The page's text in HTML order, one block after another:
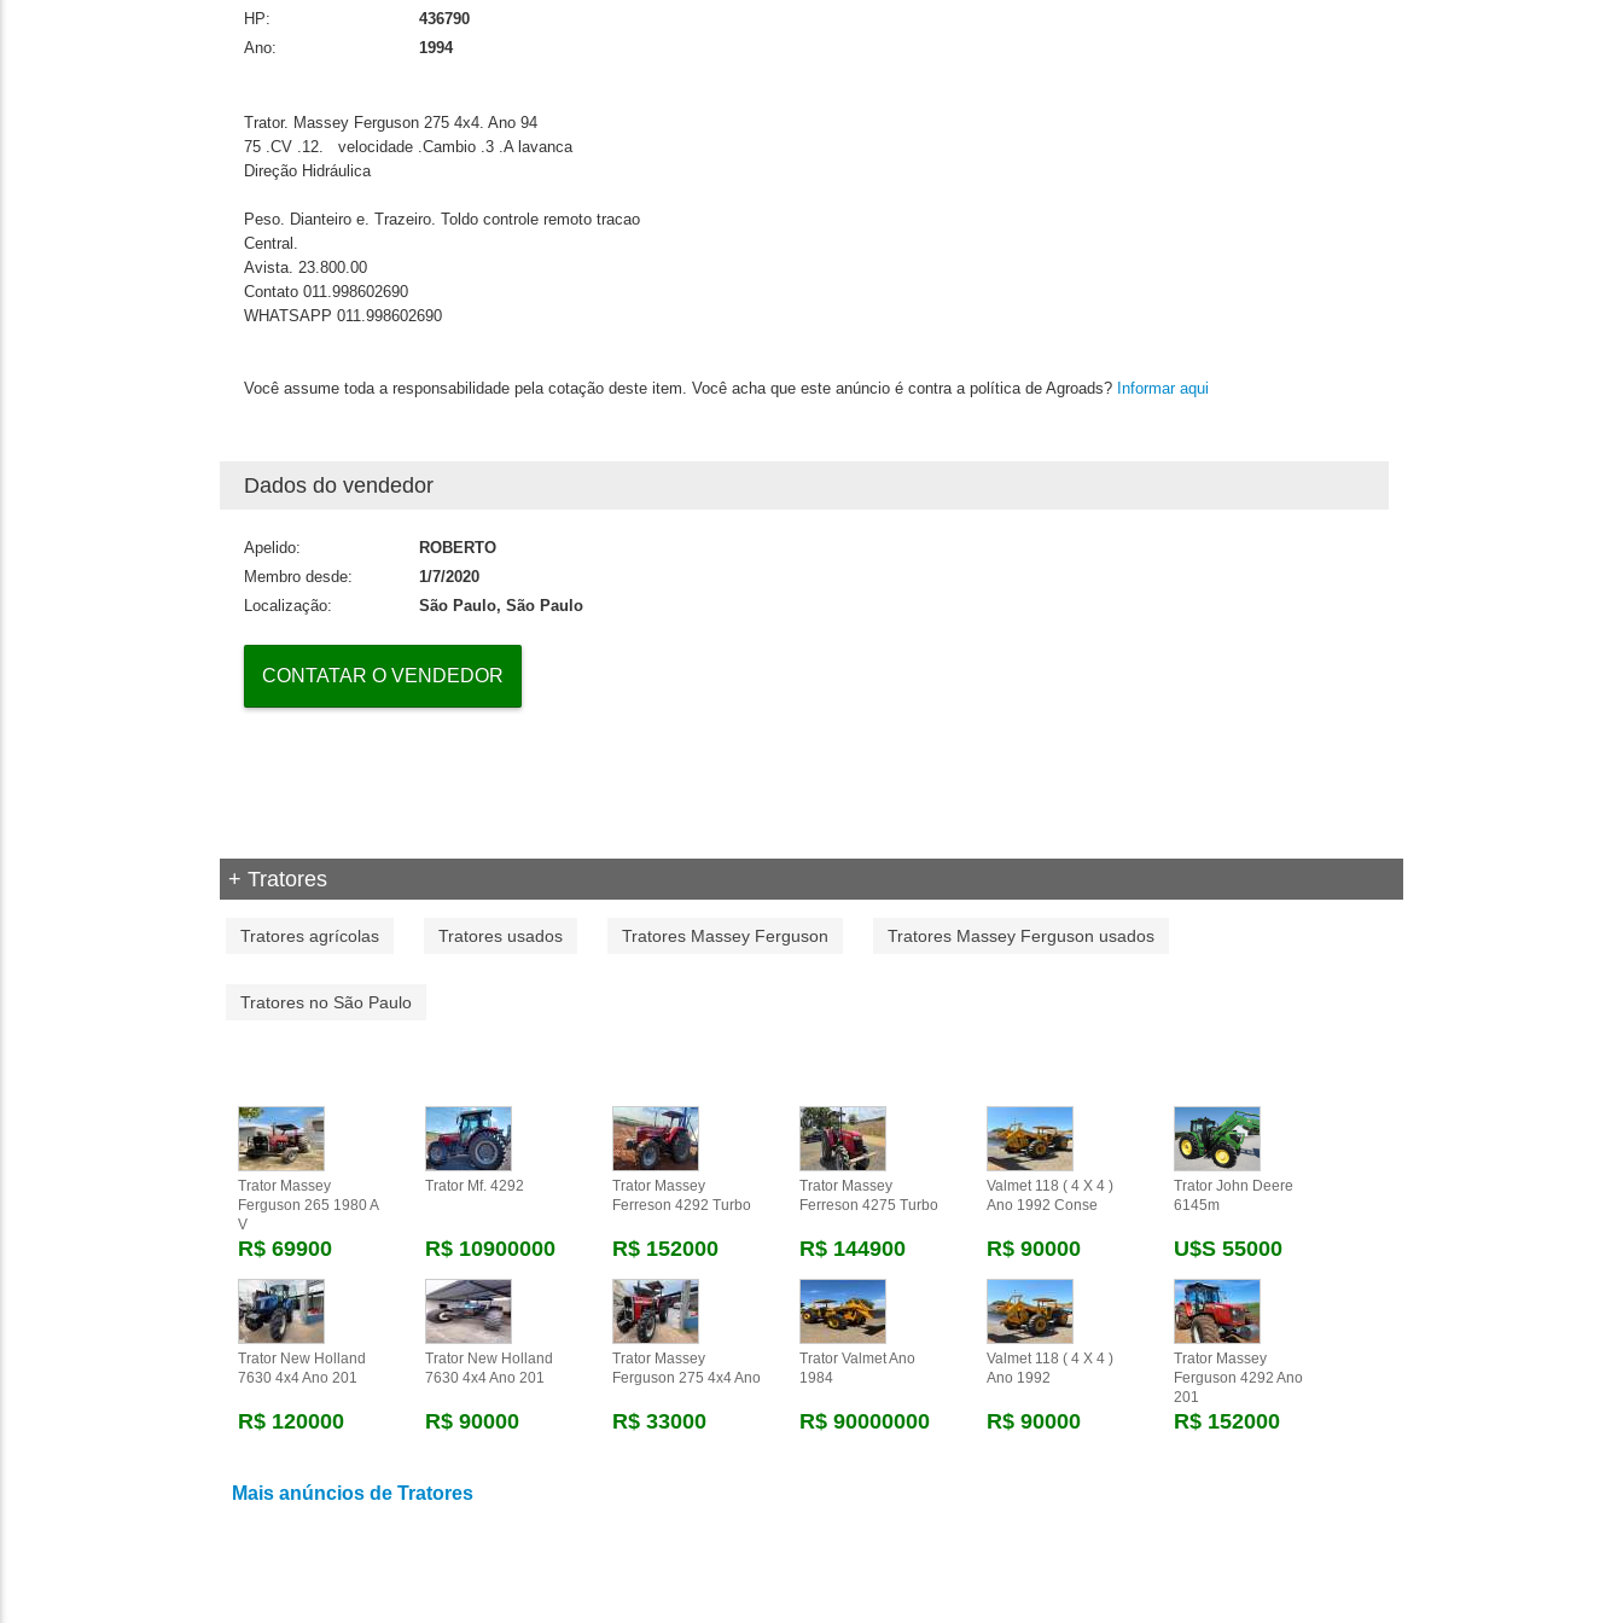
HP:
436790
Ano:
1994
Trator. Massey Ferguson 275 4x4. Ano 94
75 .CV .12. velocidade .Cambio .3 .A lavanca
Direção Hidráulica
Peso. Dianteiro e. Trazeiro. Toldo controle remoto tracao
Central.
Avista. 23.800.00
Contato 011.998602690
WHATSAPP 011.998602690
Você assume toda a responsabilidade pela cotação deste item. Você acha que este anúncio é contra a política de Agroads? Informar aqui
Dados do vendedor
Apelido:
ROBERTO
Membro desde:
1/7/2020
Localização:
São Paulo, São Paulo
CONTATAR O VENDEDOR
+ Tratores
Tratores agrícolas Tratores usados Tratores Massey Ferguson Tratores Massey Ferguson usados
Tratores no São Paulo
Trator Massey
Ferguson 265 1980 A
V
R$ 69900
Trator Mf. 4292
R$ 10900000
Trator Massey
Ferreson 4292 Turbo
R$ 152000
Trator Massey
Ferreson 4275 Turbo
R$ 144900
Valmet 118 ( 4 X 4 )
Ano 1992 Conse
R$ 90000
Trator John Deere
6145m
U$s 55000
Trator New Holland
7630 4x4 Ano 201
R$ 120000
Trator New Holland
7630 4x4 Ano 201
R$ 90000
Trator Massey
Ferguson 275 4x4 Ano
R$ 33000
Trator Valmet Ano
1984
R$ 90000000
Valmet 118 ( 4 X 4 )
Ano 1992
R$ 90000
Trator Massey
Ferguson 4292 Ano
201
R$ 152000
Mais anúncios de Tratores